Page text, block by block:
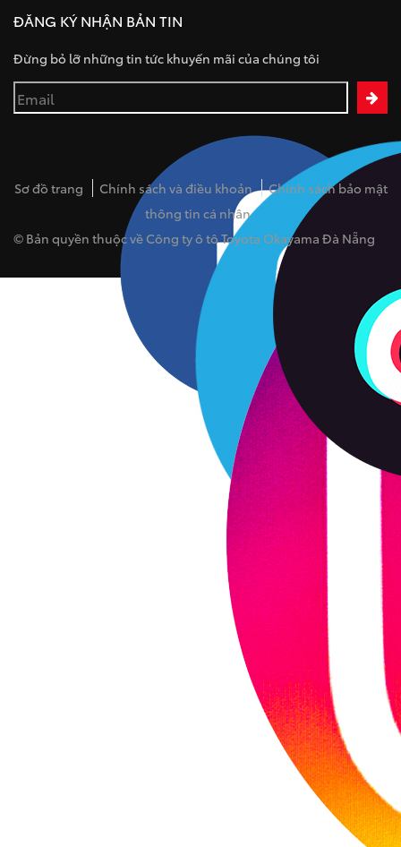
ĐĂNG KÝ NHẬN BẢN TIN
Đừng bỏ lỡ những tin tức khuyến mãi của chúng tôi
Sơ đồ trang Chính sách và điều khoản
Chính sách bảo mật
thông tin cá nhân
© Bản quyền thuộc về Công ty ô tô Toyota Okayama Đà Nẵng